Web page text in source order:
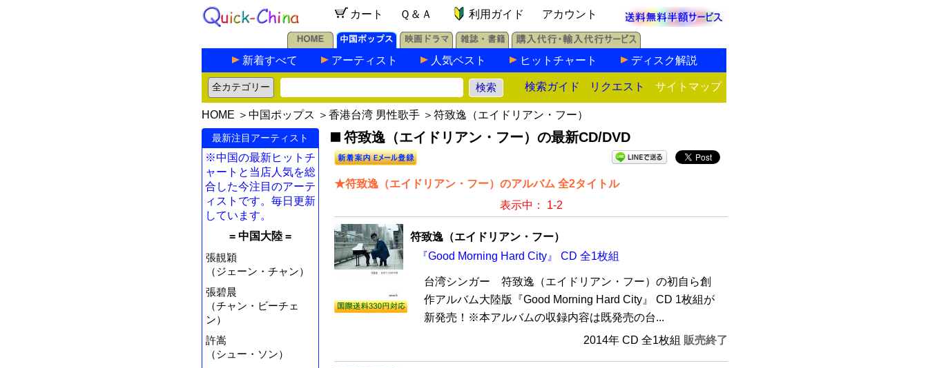
カート Ｑ＆Ａ 利用ガイド アカウント
新着すべて アーティスト 人気ベスト ヒットチャート ディスク解説
検索ガイド リクエスト サイトマップ
HOME ＞ 中国ポップス ＞ 香港台湾 男性歌手 ＞符致逸（エイドリアン・フー）
最新注目アーティスト
※中国の最新ヒットチ
ャートと当店人気を総
合した今注目のアーテ
ィストです。毎日更新
しています。
= 中国大陸 =
張靚穎
（ジェーン・チャン）
張碧晨
（チャン・ビーチェ
ン）
許嵩
（シュー・ソン）
符致逸（エイドリアン・フー）の最新CD/DVD
★符致逸（エイドリアン・フー）のアルバム 全2タイトル
表示中： 1-2
符致逸（エイドリアン・フー）
『Good Morning Hard City』 CD 全1枚組
台湾シンガー 符致逸（エイドリアン・フー）の初自ら創
作アルバム大陸版『Good Morning Hard City』 CD 1枚組が
新発売！※本アルバムの収録内容は既発売の台...
2014年 CD 全1枚組 販売終了